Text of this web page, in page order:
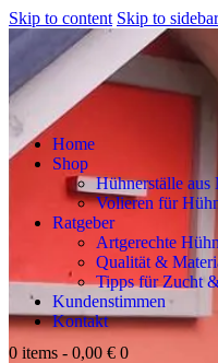
Skip to content Skip to sidebar
Home
Shop
Hühnerställe aus
Volieren für
Ratgeber
Artgerechte
Qualität &
Tipps für Zucht
Kundenstimmen
Kontakt
0 items - 0,00 € 0